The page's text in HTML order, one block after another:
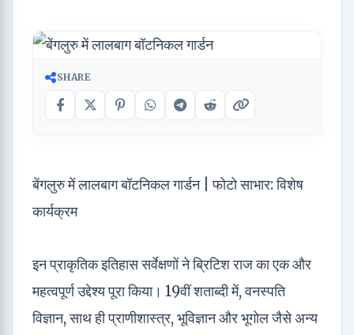
SHARE
बेंगलुरु में लालबाग बॉटनिकल गार्डन | फोटो साभार: विशेष
कार्यक्रम
इन प्राकृतिक इतिहास सर्वेक्षणों ने ब्रिटिश राज का एक और
महत्वपूर्ण उद्देश्य पूरा किया। 19वीं शताब्दी में, वनस्पति
विज्ञान, साथ ही प्राणीशास्त्र, भूविज्ञान और भूगोल जैसे अन्य